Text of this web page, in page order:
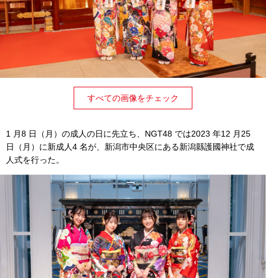
すべての画像をチェック
1 月8 日（月）の成人の日に先立ち、NGT48 では2023 年12 月25
日（月）に新成人4 名が、新潟市中央区にある新潟縣護國神社で成
人式を行った。